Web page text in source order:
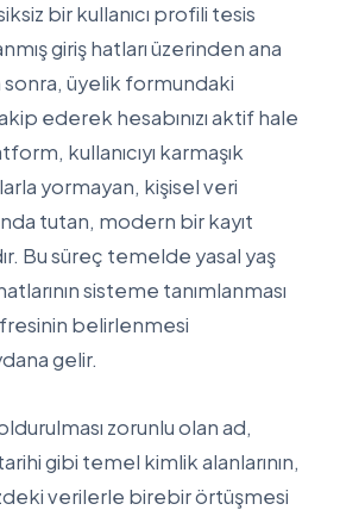
bir kullanıcı profili tesis
giriş hatları üzerinden ana
sonra, üyelik formundaki
ederek hesabınızı aktif hale
kullanıcıyı karmaşık
yormayan, kişisel veri
tutan, modern bir kayıt
Bu süreç temelde yasal yaş
sisteme tanımlanması
belirlenmesi
gelir.
zorunlu olan ad,
gibi temel kimlik alanlarının,
verilerle birebir örtüşmesi